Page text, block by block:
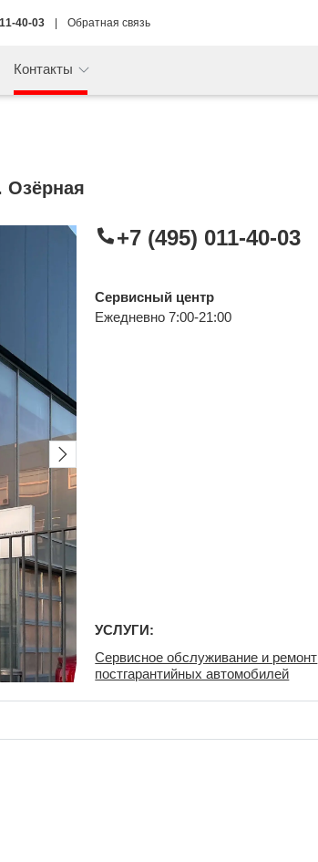
40-03 Обратная связь
Контакты
+7 (495) 011-40-03
Сервисный центр
Ежедневно 7:00-21:00
УСЛУГИ:
Сервисное обслуживание и ремонт
постгарантийных автомобилей